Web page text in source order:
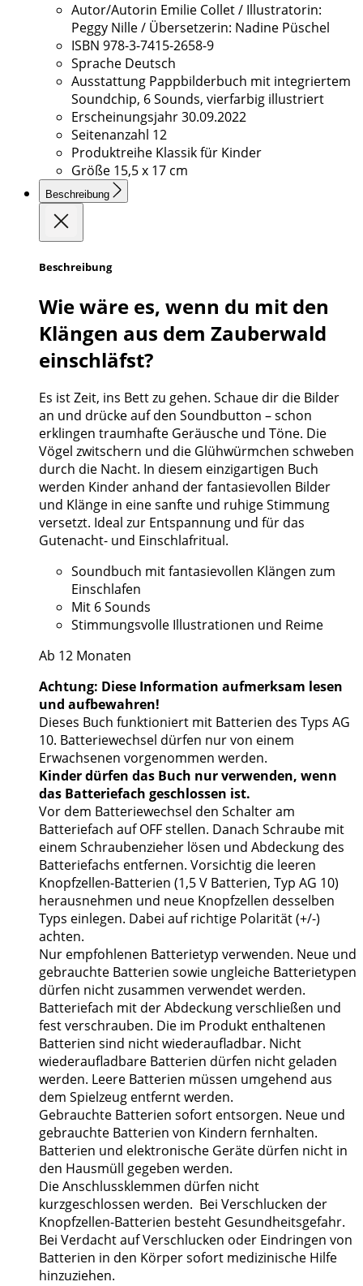
Autor/Autorin Emilie Collet / Illustratorin:
Peggy Nille / Übersetzerin: Nadine Püschel
ISBN 978-3-7415-2658-9
Sprache Deutsch
Ausstattung Pappbilderbuch mit integriertem
Soundchip, 6 Sounds, vierfarbig illustriert
Erscheinungsjahr30.09.2022
Seitenanzahl 12
Produktreihe Klassik für Kinder
Größe 15,5 x 17 cm
Beschreibung
Beschreibung
Wie wäre es, wenn du mit den
Klängen aus dem Zauberwald
einschläfst?
Es ist Zeit, ins Bett zu gehen. Schaue dir die Bilder
an und drücke auf den Soundbutton – schon
erklingen traumhafte Geräusche und Töne. Die
Vögel zwitschern und die Glühwürmchen schweben
durch die Nacht. In diesem einzigartigen Buch
werden Kinder anhand der fantasievollen Bilder
und Klänge in eine sanfte und ruhige Stimmung
versetzt. Ideal zur Entspannung und für das
Gutenacht- und Einschlafritual.
Soundbuch mit fantasievollen Klängen zum
Einschlafen
Mit 6 Sounds
Stimmungsvolle Illustrationen und Reime
Ab 12 Monaten
Achtung: Diese Information aufmerksam lesen
und aufbewahren!
Dieses Buch funktioniert mit Batterien des Typs AG
10. Batteriewechsel dürfen nur von einem
Erwachsenen vorgenommen werden.
Kinder dürfen das Buch nur verwenden, wenn
das Batteriefach geschlossen ist.
Vor dem Batteriewechsel den Schalter am
Batteriefach auf OFF stellen. Danach Schraube mit
einem Schraubenzieher lösen und Abdeckung des
Batteriefachs entfernen. Vorsichtig die leeren
Knopfzellen-Batterien (1,5 V Batterien, Typ AG 10)
herausnehmen und neue Knopfzellen desselben
Typs einlegen. Dabei auf richtige Polarität (+/-)
achten.
Nur empfohlenen Batterietyp verwenden. Neue und
gebrauchte Batterien sowie ungleiche Batterietypen
dürfen nicht zusammen verwendet werden.
Batteriefach mit der Abdeckung verschließen und
fest verschrauben. Die im Produkt enthaltenen
Batterien sind nicht wiederaufladbar. Nicht
wiederaufladbare Batterien dürfen nicht geladen
werden. Leere Batterien müssen umgehend aus
dem Spielzeug entfernt werden.
Gebrauchte Batterien sofort entsorgen. Neue und
gebrauchte Batterien von Kindern fernhalten.
Batterien und elektronische Geräte dürfen nicht in
den Hausmüll gegeben werden.
Die Anschlussklemmen dürfen nicht
kurzgeschlossen werden. Bei Verschlucken der
Knopfzellen-Batterien besteht Gesundheitsgefahr.
Bei Verdacht auf Verschlucken oder Eindringen von
Batterien in den Körper sofort medizinische Hilfe
hinzuziehen.